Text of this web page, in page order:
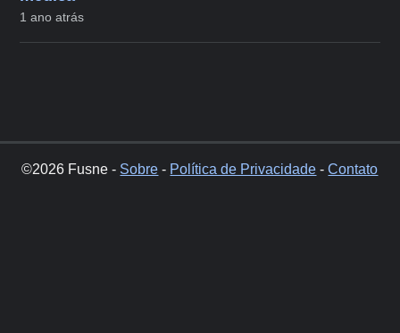
1 ano atrás
©2026 Fusne - Sobre - Política de Privacidade -Contato